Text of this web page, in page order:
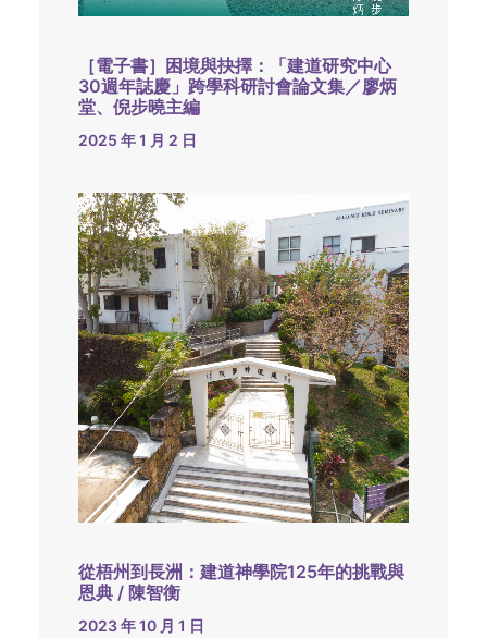
［電子書］困境與抉擇：「建道研究中心
30週年誌慶」跨學科研討會論文集／廖炳
堂、倪步曉主編
2025 年 1 月 2 日
從梧州到長洲：建道神學院125年的挑戰與
恩典 / 陳智衡
2023 年 10 月 1 日